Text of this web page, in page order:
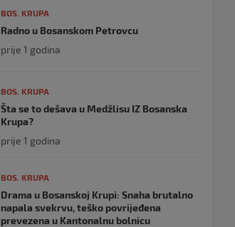
BOS. KRUPA
Radno u Bosanskom Petrovcu
prije 1 godina
BOS. KRUPA
Šta se to dešava u Medžlisu IZ Bosanska
Krupa?
prije 1 godina
BOS. KRUPA
Drama u Bosanskoj Krupi: Snaha brutalno
napala svekrvu, teško povrijeđena
prevezena u Kantonalnu bolnicu